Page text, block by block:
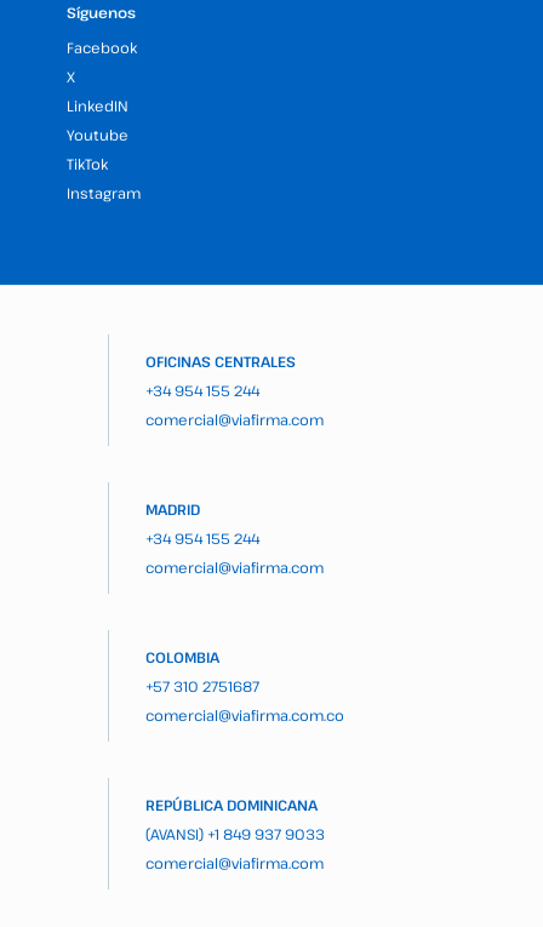
Síguenos
Facebook
X
LinkedIN
Youtube
TikTok
Instagram
OFICINAS CENTRALES
+34 954 155 244
comercial@viafirma.com
MADRID
+34 954 155 244
comercial@viafirma.com
COLOMBIA
+57 310 2751687
comercial@viafirma.com.co
REPÚBLICA DOMINICANA
(AVANSI) +1 849 937 9033
comercial@viafirma.com